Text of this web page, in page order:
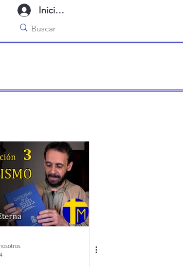
Iniciar sesión
el Santísimo